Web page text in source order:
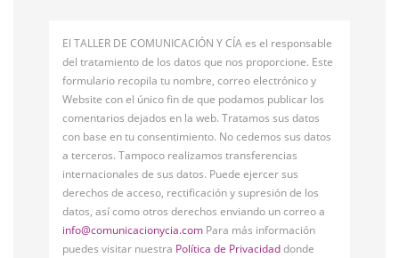
El TALLER DE COMUNICACIÓN Y CÍA es el responsable
del tratamiento de los datos que nos proporcione. Este
formulario recopila tu nombre, correo electrónico y
Website con el único fin de que podamos publicar los
comentarios dejados en la web. Tratamos sus datos
con base en tu consentimiento. No cedemos sus datos
a terceros. Tampoco realizamos transferencias
internacionales de sus datos. Puede ejercer sus
derechos de acceso, rectificación y supresión de los
datos, así como otros derechos enviando un correo a
info@comunicacionycia.com Para más información
puedes visitar nuestra Política de Privacidaddonde